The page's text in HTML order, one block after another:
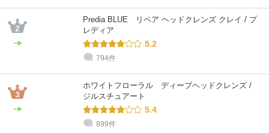
Predia BLUE リペア ヘッドクレンズ クレイ / プ
レディア
5.2
794件
ホワイトフローラル ディープヘッドクレンズ /
ジルスチュアート
5.4
899件